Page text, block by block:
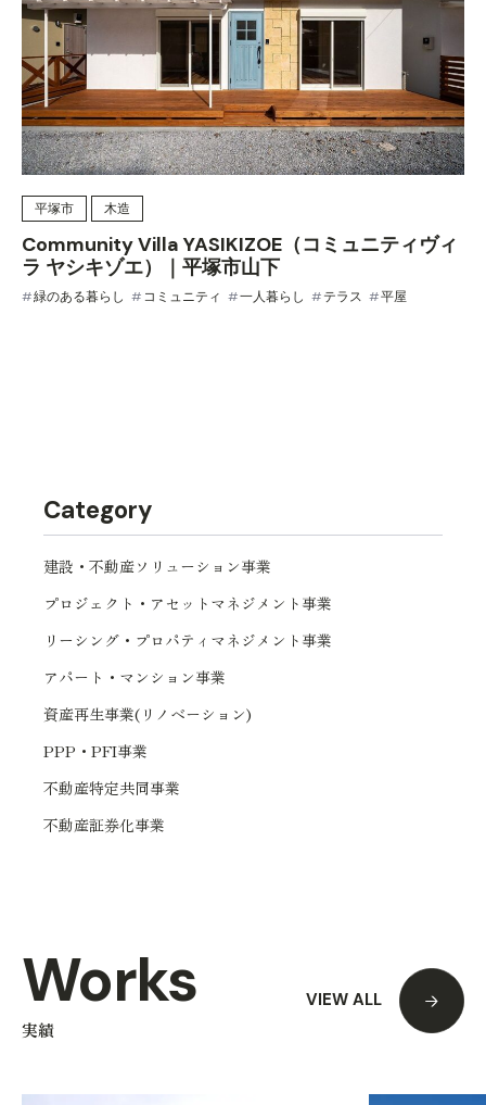
平塚市 木造
Community Villa YASIKIZOE（コミュニティヴィ
ラ ヤシキゾエ）｜平塚市山下
緑のある暮らし コミュニティ 一人暮らし テラス 平屋
Category
建設・不動産ソリューション事業
プロジェクト・アセットマネジメント事業
リーシング・プロパティマネジメント事業
アパート・マンション事業
資産再生事業(リノベーション)
PPP・PFI事業
不動産特定共同事業
不動産証券化事業
実績
Works VIEW ALL